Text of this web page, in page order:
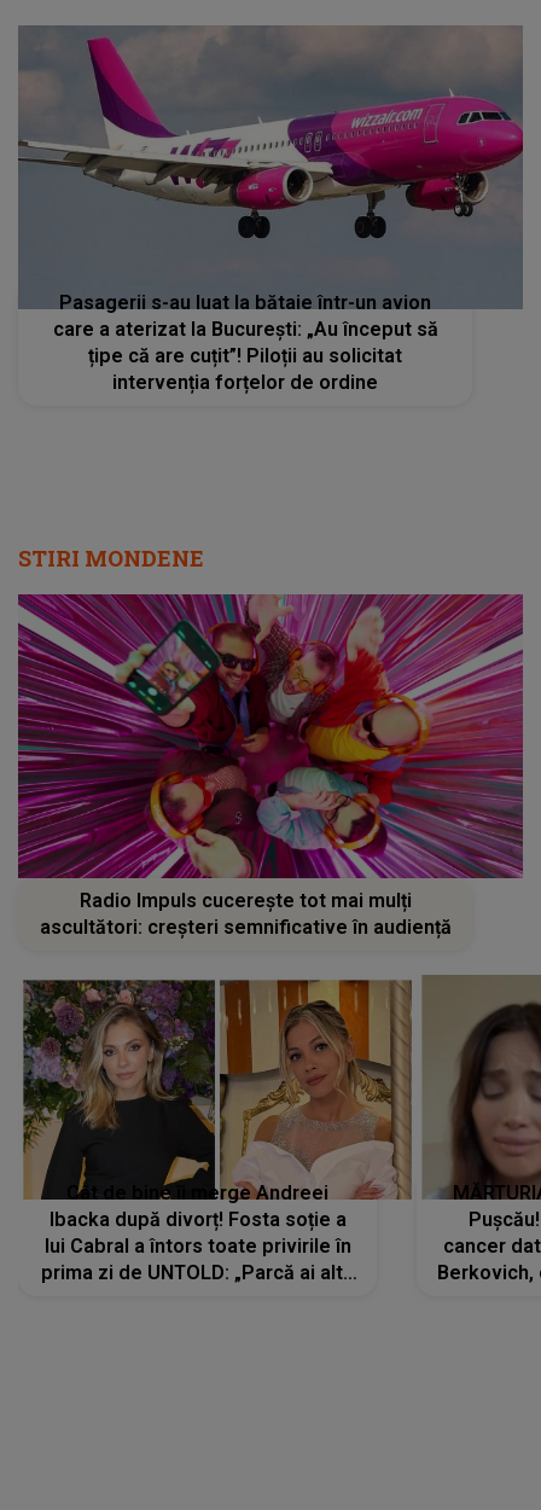
Pasagerii s-au luat la bătaie într-un avion
care a aterizat la București: „Au început să
țipe că are cuțit”! Piloții au solicitat
intervenția forțelor de ordine
STIRI MONDENE
Radio Impuls cucerește tot mai mulți
ascultători: creșteri semnificative în audiență
Cât de bine îi merge Andreei
Ibacka după divorț! Fosta soție a
lui Cabral a întors toate privirile în
prima zi de UNTOLD: „Parcă ai altă
cancer